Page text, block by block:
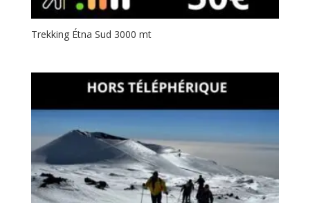
Trekking Étna Sud 3000 mt